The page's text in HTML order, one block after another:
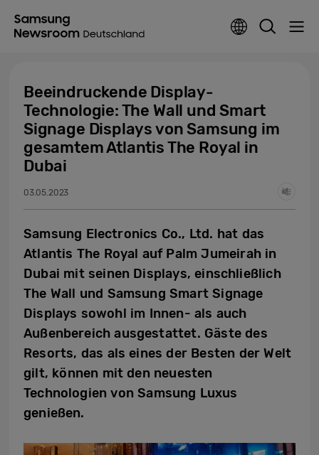
Beeindruckende Display-
Technologie: The Wall und Smart
Signage Displays von Samsung im
gesamtem Atlantis The Royal in
Dubai
03.05.2023
Samsung Electronics Co., Ltd. hat das
Atlantis The Royal auf Palm Jumeirah in
Dubai mit seinen Displays, einschließlich
The Wall und Samsung Smart Signage
Displays sowohl im Innen- als auch
Außenbereich ausgestattet. Gäste des
Resorts, das als eines der Besten der Welt
gilt, können mit den neuesten
Technologien von Samsung Luxus
genießen.